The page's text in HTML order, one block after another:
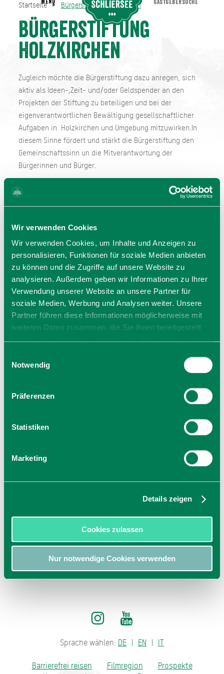
Wir verwenden Cookies
Wir verwenden Cookies, um Inhalte und Anzeigen zu
personalisieren, Funktionen für soziale Medien anbieten
zu können und die Zugriffe auf unsere Website zu
analysieren. Außerdem geben wir Informationen zu Ihrer
Verwendung unserer Website an unsere Partner für
soziale Medien, Werbung und Analysen weiter. Unsere
Partner führen diese Informationen möglicherweise mit
weiteren Daten zusammen, die Sie ihnen bereitgestellt
Cookies, wenn Sie unsere Webseite weiterhin nutzen.
Notwendig
Präferenzen
Statistiken
Marketing
Details zeigen
Cookies zulassen
Nur notwendige Cookies verwenden
Startseite Bürgerstiftung Holzkirchen
Bürgerstiftung
Holzkirchen
Zugleich möchte die Bürgerstiftung dazu anregen, sich
aktiv als Ideen-,Zeit- und/oder Geldspender an den
Projekten der Stiftung zu beteiligen und bei der
eigenverantwortlichen Bewältigung gesellschaftlicher
Aufgaben in Holzkirchen und Umgebung mitzuwirken.In
diesem Sinne fördert und stärkt die Bürgerstiftung den
Gemeinschaftssinn un die Mitverantwortung der
Bürgerinnen und Bürger.
Sibylle König
83607 Holzkirchen
E-Mail
Sprache wählen: DE EN IT
Barrierefrei reisen Filmregion
Prospekte
Startseite Bürgerstiftung Holzkirchen
MENU GASTGEBERSUCHE